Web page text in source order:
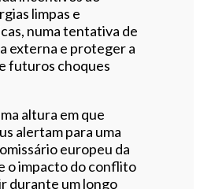
limpas e
numa tentativa de
externa e proteger a
futuros choques
altura em que
alertam para uma
europeu da
o impacto do conflito
durante um longo